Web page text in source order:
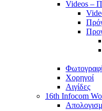
Videos –
Χορηγοί
Αιγίδες
16th Infocom